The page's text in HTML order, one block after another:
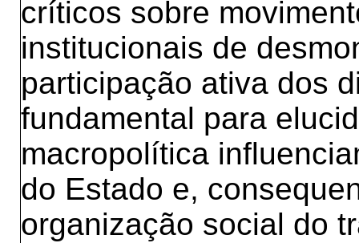
críticos sobre
institucionais de
participação ativa dos
fundamental para
macropolítica
do Estado e,
organização social do